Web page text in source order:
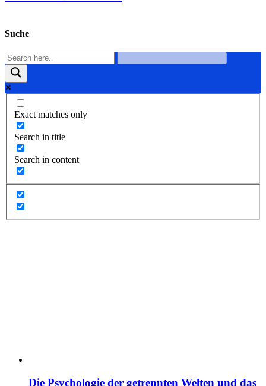
Suche
Exact matches only
Search in title
Search in content
Die Psychologie der getrennten Welten und das